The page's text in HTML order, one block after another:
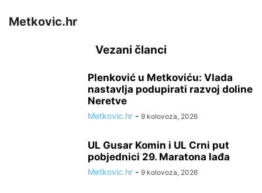
Metkovic.hr
Vezani članci
Plenković u Metkoviću: Vlada
nastavlja podupirati razvoj doline
Neretve
Metkovic.hr - 9 kolovoza, 2026
UL Gusar Komin i UL Crni put
pobjednici 29. Maratona lađa
Metkovic.hr - 9 kolovoza, 2026